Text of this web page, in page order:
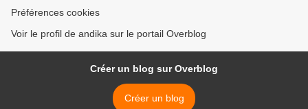
Préférences cookies
Voir le profil de andika sur le portail Overblog
Créer un blog sur Overblog
Créer un blog